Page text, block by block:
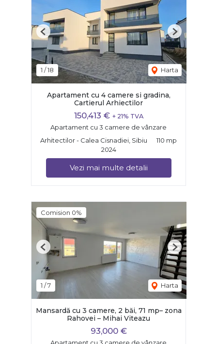
1 /18 Harta
Previous Next
Apartament cu 4 camere si gradina,
Cartierul Arhiectilor
150,413 € + 21% TVA
Apartament cu 3 camere de vânzare
Arhitectilor - Calea Cisnadiei, Sibiu
110 mp
2024
Vezi mai multe detalii
Comision 0%
1 /7 Harta
Previous Next
Mansardă cu 3 camere, 2 băi, 71 mp– zona
Rahovei – Mihai Viteazu
93,000 €
Apartament cu 3 camere de vânzare